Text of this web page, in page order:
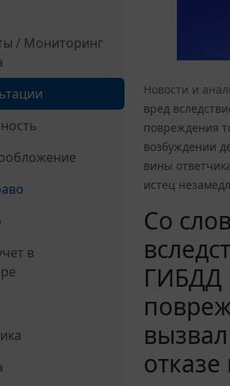
/ Мониторинг
в
Новости и
вред
повреждения
возбуждении
вины
истец
Со
ГИБДД